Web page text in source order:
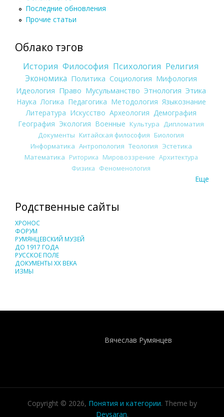
Последние обновления
Прочие статьи
Облако тэгов
История Философия Психология Религия
Экономика Политика Социология Мифология
Идеология Право Мусульманство Этнология Этика
Наука Логика Педагогика Методология Языкознание
Литература Искусство Археология Демография
География Экология Военные Культура
Дипломатия
Документы Китайская философия Биология
Информатика Антропология Теология Эстетика
Математика Риторика Мировоззрение Архитектура
Физика Феноменология
Еще
Родственные сайты
ХРОНОС
ФОРУМ
РУМЯНЦЕВСКИЙ МУЗЕЙ
ДО 1917 ГОДА
РУССКОЕ ПОЛЕ
ДОКУМЕНТЫ XX ВЕКА
ИЗМЫ
Вячеслав Румянцев
Copyright © 2026, Понятия и категории. Theme by
Devsaran.